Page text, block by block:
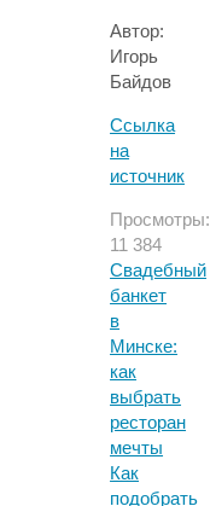
Автор:
Игорь
Байдов
Ссылка
на
источник
Просмотры:
11 384
Свадебный
банкет
в
Минске:
как
выбрать
ресторан
мечты
Как
подобрать